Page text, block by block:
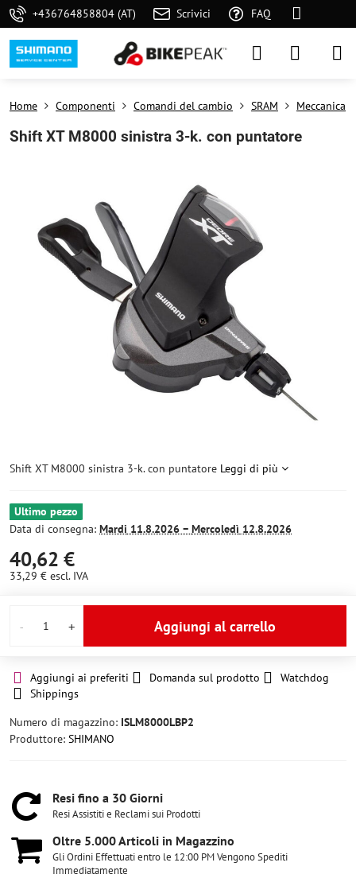
+436764858804 (AT) Scrivici FAQ
Home Componenti Comandi del cambio SRAM Meccanica
Shift XT M8000 sinistra 3-k. con puntatore
Shift XT M8000 sinistra 3-k. con puntatore Leggi di più
Ultimo pezzo
Data di consegna: Mardi 11.8.2026 − Mercoledì 12.8.2026
40,62 €
33,29 € escl. IVA
Aggiungi al carrello
Aggiungi ai preferiti Domanda sul prodotto
Watchdog
Shippings
Numero di magazzino: ISLM8000LBP2
Produttore: SHIMANO
Resi fino a 30 Giorni
Resi Assistiti e Reclami sui Prodotti
Oltre 5​.000 Articoli in Magazzino
Gli Ordini Effettuati entro le 12:00 PM Vengono Spediti
Immediatamente